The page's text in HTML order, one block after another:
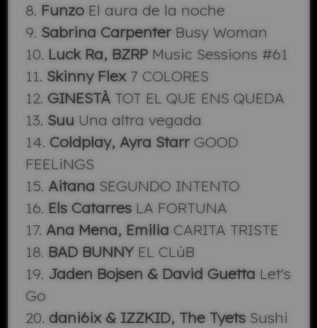
8. FunzoEl aura de la noche
9. Sabrina CarpenterBusy Woman
10. Luck Ra, BZRPMusic Sessions #61
11. Skinny Flex7 COLORES
12. GINESTÀTOT EL QUE ENS QUEDA
13. Suu Una altra vegada
14. Coldplay, Ayra StarrGOOD
FEELiNGS
15. Aitana SEGUNDO INTENTO
16. Els CatarresLA FORTUNA
17. Ana Mena, Emilia CARITA TRISTE
18. BAD BUNNYEL CLúB
19. Jaden Bojsen & David Guetta Let's
Go
20. dani6ix & IZZKID, The TyetsSushi